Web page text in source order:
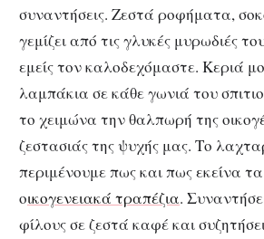
συναντήσεις. Ζεστά ροφήματα,
γεμίζει από τις γλυκές μυρωδιές
εμείς τον καλοδεχόμαστε. Κεριά
λαμπάκια σε κάθε γωνιά του
το χειμώνα την θαλπωρή της
ζεστασιάς της ψυχής μας. Το
περιμένουμε πως και πως εκείνα
οικογενειακά τραπέζια.
φίλους σε ζεστά καφέ και